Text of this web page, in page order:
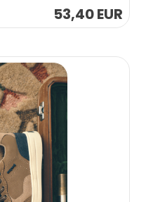
53,40 EUR